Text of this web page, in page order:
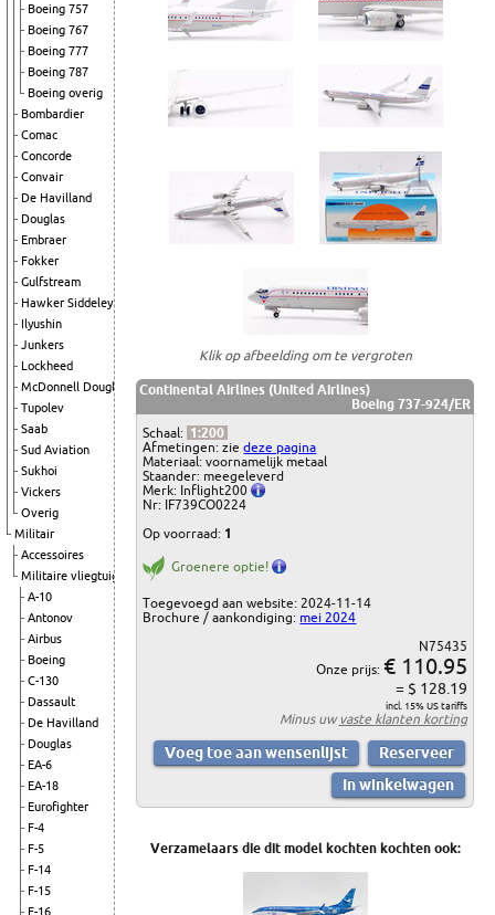
Boeing 757
Boeing 767
Boeing 777
Boeing 787
Boeing overig
Bombardier
Comac
Concorde
Convair
De Havilland
Douglas
Embraer
Fokker
Gulfstream
Hawker Siddeley
Ilyushin
Junkers
Lockheed
McDonnell Douglas
Tupolev
Saab
Sud Aviation
Sukhoi
Vickers
Overig
Militair
Accessoires
Militaire vliegtuigen
A-10
Antonov
Airbus
Boeing
C-130
Dassault
De Havilland
Douglas
EA-6
EA-18
Eurofighter
F-4
F-5
F-14
F-15
F-16
Klik op afbeelding om te vergroten
Continental Airlines (United Airlines)
Boeing 737-924/ER
Schaal: 1:200
Afmetingen: ziedeze pagina
Materiaal: voornamelijk metaal
Staander: meegeleverd
Merk: Inflight200
Nr: IF739CO0224
Op voorraad: 1
Groenere optie!
Toegevoegd aan website: 2024-11-14
Brochure / aankondiging: mei 2024
N75435
Onze prijs: € 110.95
= $ 128.19
incl. 15% US tariffs
Minus uwvaste klanten korting
Verzamelaars die dit model kochten kochten ook: